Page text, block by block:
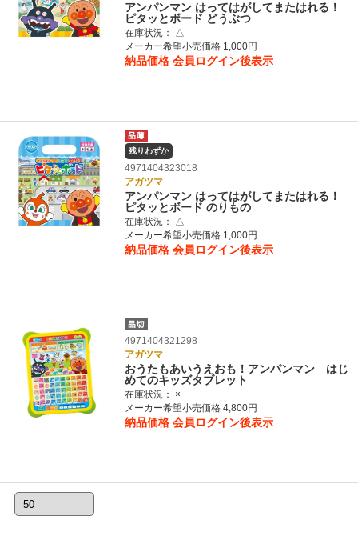
アンパンマン はってはがしてまたはれる！
ピタッとボード どうぶつ
在庫状況：
△
メーカー希望小売価格 1,000円
納品価格 会員ログイン後表示
残りわずか
4971404323018
アガツマ
アンパンマン はってはがしてまたはれる！
ピタッとボード のりもの
在庫状況：
△
メーカー希望小売価格 1,000円
納品価格 会員ログイン後表示
4971404321298
アガツマ
おうたもあいうえおも！アンパンマン はじ
めてのキッズタブレット
在庫状況：
×
メーカー希望小売価格 4,800円
納品価格 会員ログイン後表示